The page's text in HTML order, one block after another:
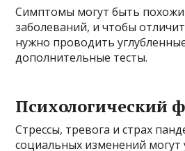
Симптомы могут быть похожи
заболеваний, и чтобы
нужно проводить
дополнительные тесты.
Психологический
Стрессы, тревога и страх
социальных изменений могут